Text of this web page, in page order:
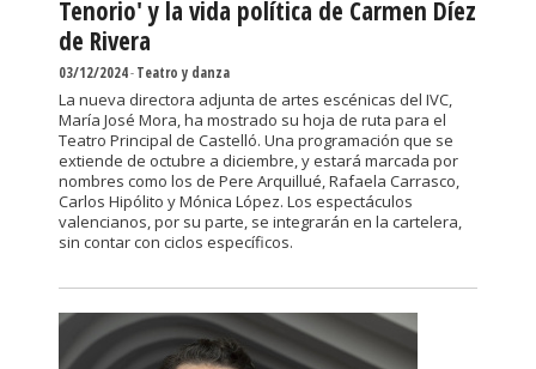
Tenorio' y la vida política de Carmen Díez
de Rivera
03/12/2024-Teatro y danza
La nueva directora adjunta de artes escénicas del IVC,
María José Mora, ha mostrado su hoja de ruta para el
Teatro Principal de Castelló. Una programación que se
extiende de octubre a diciembre, y estará marcada por
nombres como los de Pere Arquillué, Rafaela Carrasco,
Carlos Hipólito y Mónica López. Los espectáculos
valencianos, por su parte, se integrarán en la cartelera,
sin contar con ciclos específicos.